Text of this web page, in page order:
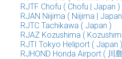
RJTF Chofu ( Chofu | Japan )
RJAN Niijima ( Niijima |
RJTC Tachikawa ( Japan )
RJAZ Kozushima (
RJTI Tokyo Heliport ( Japan )
RJHOND Honda Airport ( 川